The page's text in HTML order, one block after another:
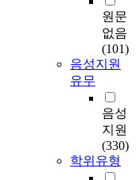
원문
없음
(101)
음성지원
유무
음성
지원
(330)
학위유형